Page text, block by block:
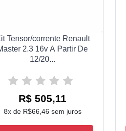
Tensor/corrente Renault
2.3 16v A Partir De
12/20...
R$ 505,11
8x de R$66,46 sem juros